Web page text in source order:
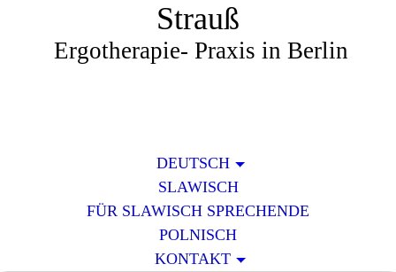
Strauß
Ergotherapie- Praxis in Berlin
DEUTSCH
SLAWISCH
FÜR SLAWISCH SPRECHENDE
POLNISCH
KONTAKT